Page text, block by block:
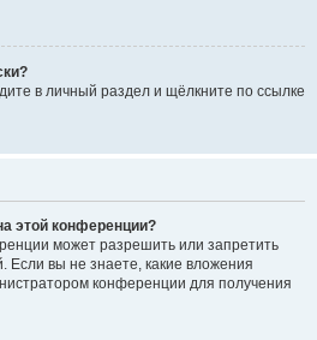
в личный раздел и щёлкните по ссылке
этой конференции?
может разрешить или запретить
вы не знаете, какие вложения
конференции для получения